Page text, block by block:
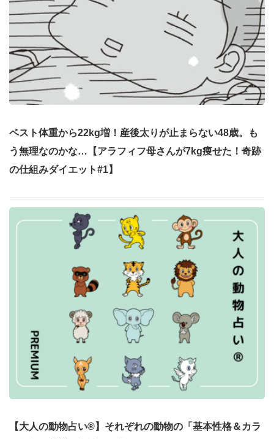
ベスト体重から22kg増！産後太りが止まらない48歳。も
う無理なのかな…【アラフィフ母さんが7kg痩せた！奇跡
の仕組みダイエット#1】
【大人の動物占い®】それぞれの動物の「基本性格＆カラ